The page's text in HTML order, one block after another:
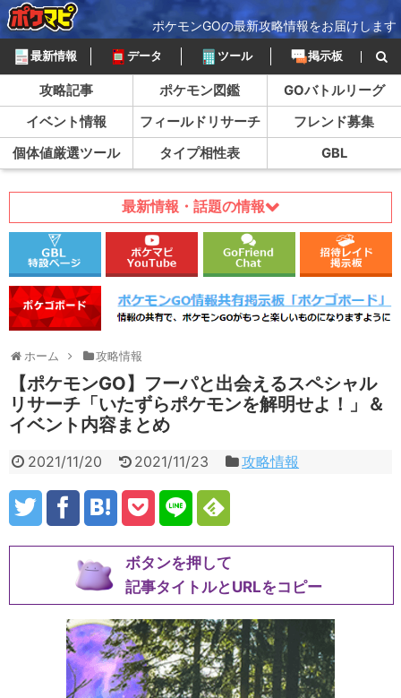
ポケモンGOの最新攻略情報をお届けします
最新情報 データ ツール 掲示板
攻略記事 ポケモン図鑑
GOバトルリーグ
イベント情報
フィールドリサーチ
フレンド募集
個体値厳選ツール
タイプ相性表 GBL
最新情報・話題の情報
ホーム 攻略情報
【ポケモンGO】フーパと出会えるスペシャル
リサーチ「いたずらポケモンを解明せよ！」＆
イベント内容まとめ
2021/11/20 2021/11/23 攻略情報
ボタンを押して
記事タイトルとURLをコピー